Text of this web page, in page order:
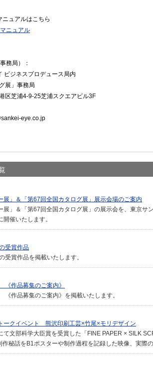
ュアルはこちら
ニュアル
務局）：
ビジネスプロデュース局内
展」事務局
芝浦4-9-25芝浦スクエアビル3F
eye.co.jp
展」＆「第67回全国カタログ展」展示会場のご案内
展」＆「第67回全国カタログ展」の展示会を、東京
催いたします。
受賞作品
受賞作品を掲載いたします。
作品募集のご案内》
作品募集のご案内》を掲載いたします。
クイベント 熊沢印刷工芸×竹尾×モリデザイン
て文部科学大臣賞を受賞した「FINE PAPER × SILK
秘話をB1ポスターや制作過程を記録した映像、実際